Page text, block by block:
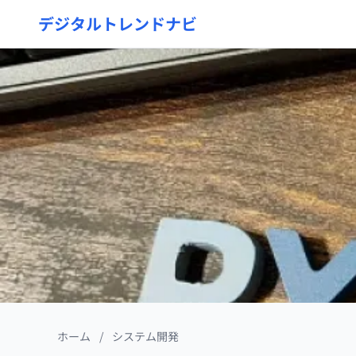
デジタルトレンドナビ
ホーム / システム開発